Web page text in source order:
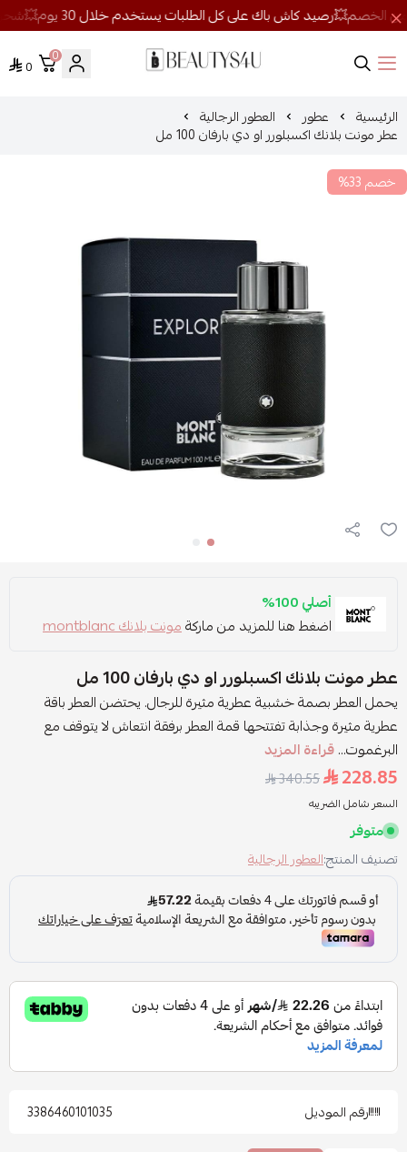
روائح الجمال
0
0
الرئيسية عطور العطور الرجالية
عطر مونت بلانك اكسبلورر او دي بارفان 100 مل
خصم 33%
أصلي 100%
اضغط هنا للمزيد من ماركةمونت بلانك montblanc
عطر مونت بلانك اكسبلورر او دي بارفان 100 مل
يحمل العطر بصمة خشبية عطرية مثيرة للرجال. يحتضن العطر باقة
عطرية مثيرة وجذابة تفتتحها قمة العطر برفقة انتعاش لا يتوقف مع
البرغموت...قراءة المزيد
228.85
340.55
السعر شامل الضريبه
متوفر
تصنيف المنتج:العطور الرجالية
رقم الموديل 3386460101035